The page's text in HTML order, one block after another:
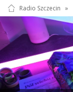
Radio Szczecin »